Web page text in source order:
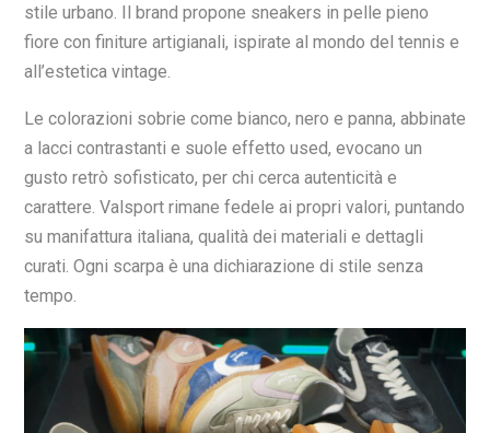
stile urbano. Il brand propone sneakers in pelle pieno
fiore con finiture artigianali, ispirate al mondo del tennis e
all’estetica vintage.
Le colorazioni sobrie come bianco, nero e panna, abbinate
a lacci contrastanti e suole effetto used, evocano un
gusto retrò sofisticato, per chi cerca autenticità e
carattere. Valsport rimane fedele ai propri valori, puntando
su manifattura italiana, qualità dei materiali e dettagli
curati. Ogni scarpa è una dichiarazione di stile senza
tempo.